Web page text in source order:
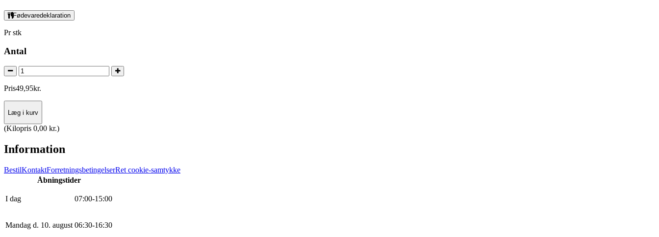
Fødevaredeklaration
Pr stk
Antal
Pris49,95kr.
Læg i kurv
(Kilopris 0,00 kr.)
Information
BestilKontaktForretningsbetingelserRet cookie-samtykke
Åbningstider
I dag 07:00-15:00
Mandag d. 10. august 06:30-16:30